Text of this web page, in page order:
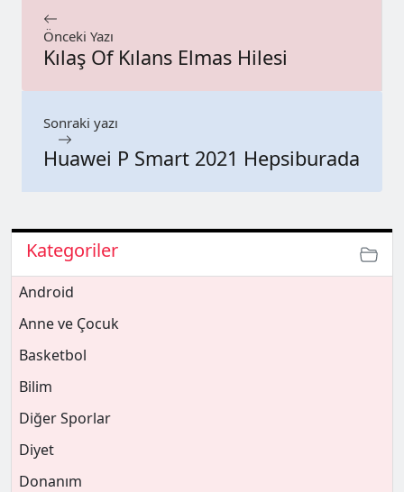
Önceki Yazı
Kılaş Of Kılans Elmas Hilesi
Sonraki yazı
Huawei P Smart 2021 Hepsiburada
Kategoriler
Android
Anne ve Çocuk
Basketbol
Bilim
Diğer Sporlar
Diyet
Donanım